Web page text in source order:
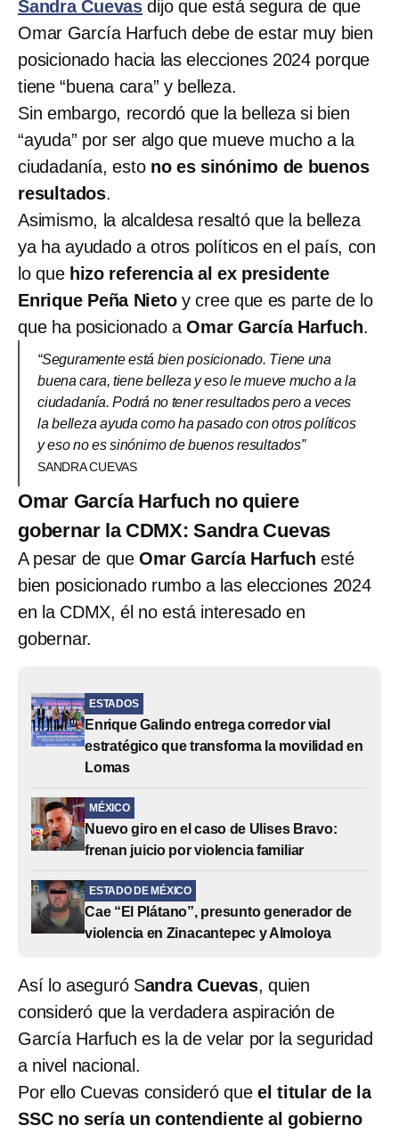
Sandra Cuevas dijo que está segura de que
Omar García Harfuch debe de estar muy bien
posicionado hacia las elecciones 2024 porque
tiene “buena cara” y belleza.
Sin embargo, recordó que la belleza si bien
“ayuda” por ser algo que mueve mucho a la
ciudadanía, esto no es sinónimo de buenos
resultados.
Asimismo, la alcaldesa resaltó que la belleza
ya ha ayudado a otros políticos en el país, con
lo que hizo referencia al ex presidente
Enrique Peña Nietoy cree que es parte de lo
que ha posicionado aOmar García Harfuch.
“Seguramente está bien posicionado. Tiene una
buena cara, tiene belleza y eso le mueve mucho a la
ciudadanía. Podrá no tener resultados pero a veces
la belleza ayuda como ha pasado con otros políticos
y eso no es sinónimo de buenos resultados”
SANDRA CUEVAS
Omar García Harfuch no quiere
gobernar la CDMX: Sandra Cuevas
A pesar de queOmar García Harfuch esté
bien posicionado rumbo a las elecciones 2024
en la CDMX, él no está interesado en
gobernar.
ESTADOS
Enrique Galindo entrega corredor vial
estratégico que transforma la movilidad en
Lomas
MÉXICO
Nuevo giro en el caso de Ulises Bravo:
frenan juicio por violencia familiar
ESTADO DE MÉXICO
Cae “El Plátano”, presunto generador de
violencia en Zinacantepec y Almoloya
Así lo aseguró Sandra Cuevas, quien
consideró que la verdadera aspiración de
García Harfuch es la de velar por la seguridad
a nivel nacional.
Por ello Cuevas consideró que el titular de la
SSC no sería un contendiente al gobierno